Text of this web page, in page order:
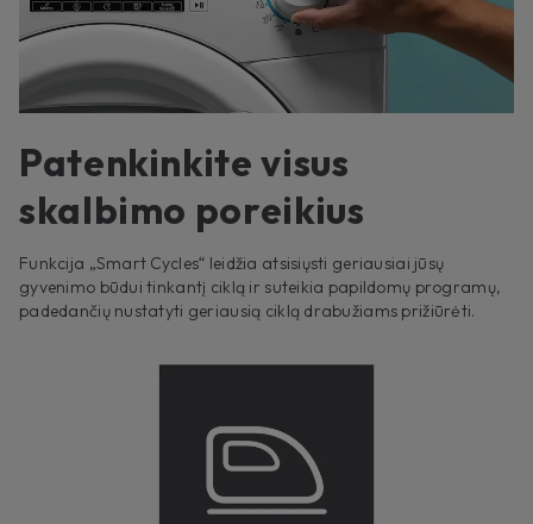
Patenkinkite visus
skalbimo poreikius
Funkcija „Smart Cycles“ leidžia atsisiųsti geriausiai jūsų
gyvenimo būdui tinkantį ciklą ir suteikia papildomų programų,
padedančių nustatyti geriausią ciklą drabužiams prižiūrėti.